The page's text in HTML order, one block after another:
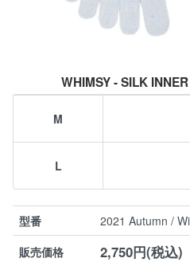
WHIMSY - SILK
M
L
型番
2021 Autumn /
販売価格
2,750円(税込)